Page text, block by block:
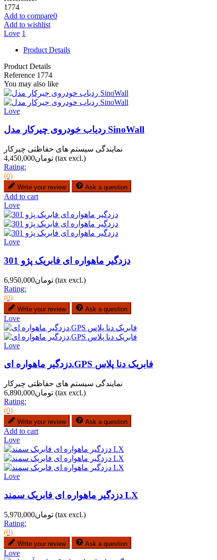
1774
Add to compare0
Add to wishlist
Love 1
Product Details
Product Details
Reference 1774
You may also like
Love
ردیاب خودروی چیرکار مدل SinoWall
نمایندگی سیستم های حفاظتی چیرکار
تومان4,450,000 (tax excl.)
Rating:
(0)
Write your review Ask a question
Add to cart
Love
Love
دزدگیر ماهواره ای فابریک پژو 301
تومان6,950,000 (tax excl.)
Rating:
(0)
Write your review Ask a question
Love
Love
دزدگیر ماهواره ای,GPS فابریک دنا پلاس
نمایندگی سیستم های حفاظتی چیرکار
تومان6,890,000 (tax excl.)
Rating:
(0)
Write your review Ask a question
Add to cart
Love
Love
دزدگیر ماهواره ای فابریک سمند LX
تومان5,970,000 (tax excl.)
Rating:
(0)
Write your review Ask a question
Love